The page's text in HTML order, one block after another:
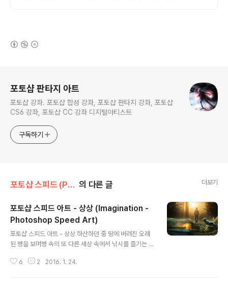
포토샵 판타지 아트
포토샵 강좌. 포토샵 합성 강좌, 포토샵 판타지 강좌, 포토샵
CS6 강좌, 포토샵 CC 강좌 디지털아티스트
구독하기
포토샵 스피드 (Photoshop Speed) 의 다른 글 더보기
포토샵 스피드 아트 - 상상 (Imagination -
Photoshop Speed Art)
포토샵 스피드 아트 - 상상 하산하던 중 땅에 버려진 오래
된 병을 보며병 속의 또 다른 세상 속에서 낚시를 즐기는 자
원래 완성일은 2014년 쯤이였는데 유튜브에 올린건 201
6 2 2016. 1. 24.